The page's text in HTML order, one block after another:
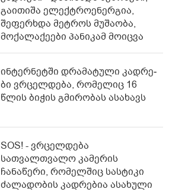
გაითიშა ელექტროენერგია,
შეფერხდა მეტროს მუშაობა,
მოქალაქეები პანიკამ მოიცვა
ინ­ტერ­ნეტ­ში დრა­მა­ტუ­ლი კად­რე­
ბი ვრცელდება, რომელიც 16
წლის ბიჭის გმირობას ასახავს
SOS! - ვრცელდება
სათვალთვალო კამერის
ჩანაწერი, რომელშიც სასტიკი
ძალადობის კადრებია ასახული